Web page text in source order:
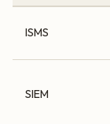
ISMS
SIEM